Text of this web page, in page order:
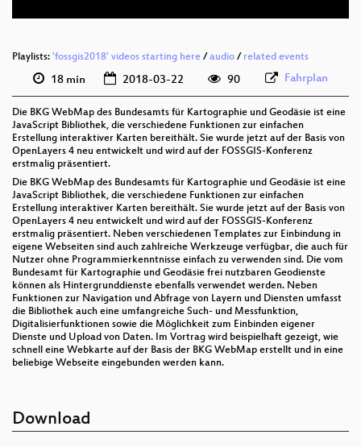
Playlists: 'fossgis2018' videos starting here / audio / related events
18 min 2018-03-22 90 Fahrplan
Die BKG WebMap des Bundesamts für Kartographie und Geodäsie ist eine
JavaScript Bibliothek, die verschiedene Funktionen zur einfachen
Erstellung interaktiver Karten bereithält. Sie wurde jetzt auf der Basis von
OpenLayers 4 neu entwickelt und wird auf der FOSSGIS-Konferenz
erstmalig präsentiert.
Die BKG WebMap des Bundesamts für Kartographie und Geodäsie ist eine
JavaScript Bibliothek, die verschiedene Funktionen zur einfachen
Erstellung interaktiver Karten bereithält. Sie wurde jetzt auf der Basis von
OpenLayers 4 neu entwickelt und wird auf der FOSSGIS-Konferenz
erstmalig präsentiert. Neben verschiedenen Templates zur Einbindung in
eigene Webseiten sind auch zahlreiche Werkzeuge verfügbar, die auch für
Nutzer ohne Programmierkenntnisse einfach zu verwenden sind. Die vom
Bundesamt für Kartographie und Geodäsie frei nutzbaren Geodienste
können als Hintergrunddienste ebenfalls verwendet werden. Neben
Funktionen zur Navigation und Abfrage von Layern und Diensten umfasst
die Bibliothek auch eine umfangreiche Such- und Messfunktion,
Digitalisierfunktionen sowie die Möglichkeit zum Einbinden eigener
Dienste und Upload von Daten. Im Vortrag wird beispielhaft gezeigt, wie
schnell eine Webkarte auf der Basis der BKG WebMap erstellt und in eine
beliebige Webseite eingebunden werden kann.
Download